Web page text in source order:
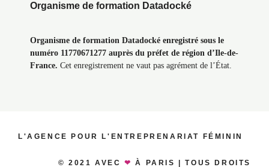
Organisme de formation Datadocké
Organisme de formation Datadocké enregistré sous le
numéro 11770671277 auprès du préfet de région d’Ile-de-
France. Cet enregistrement ne vaut pas agrément de l’État.
L'AGENCE POUR L'ENTREPRENARIAT FÉMININ
© 2021 AVEC❤ À PARIS | TOUS DROITS